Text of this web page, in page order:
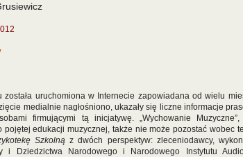
uruchomiona w Internecie zapowiadana od wielu
medialnie nagłośniono, ukazały się liczne informacje
firmującymi tą inicjatywę. „Wychowanie
pojętej edukacji muzycznej, także nie może pozostać wobec
Szkolną z dwóch perspektyw: zleceniodawcy,
i Dziedzictwa Narodowego i Narodowego Instytutu